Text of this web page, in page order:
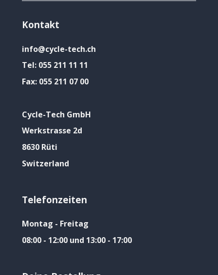
Kontakt
info@cycle-tech.ch
Tel: 055 211 11 11
Fax: 055 211 07 00
Cycle-Tech GmbH
Werkstrasse 2d
8630 Rüti
Switzerland
Telefonzeiten
Montag - Freitag
08:00 - 12:00 und 13:00 - 17:00